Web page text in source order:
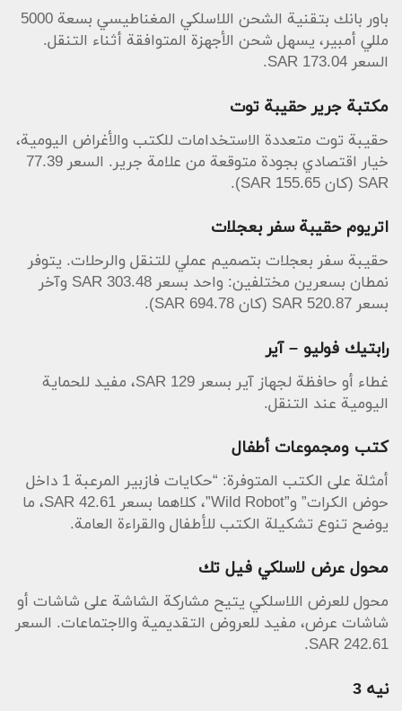
باور بانك بتقنية الشحن اللاسلكي المغناطيسي بسعة 5000
مللي أمبير، يسهل شحن الأجهزة المتوافقة أثناء التنقل.
السعر 173.04 SAR.
مكتبة جرير حقيبة توت
حقيبة توت متعددة الاستخدامات للكتب والأغراض اليومية،
خيار اقتصادي بجودة متوقعة من علامة جرير. السعر 77.39
SAR (كان 155.65 SAR).
اتريوم حقيبة سفر بعجلات
حقيبة سفر بعجلات بتصميم عملي للتنقل والرحلات. يتوفر
نمطان بسعرين مختلفين: واحد بسعر 303.48 SAR وآخر
بسعر 520.87 SAR (كان 694.78 SAR).
رابتيك فوليو – آير
غطاء أو حافظة لجهاز آير بسعر 129 SAR، مفيد للحماية
اليومية عند التنقل.
كتب ومجموعات أطفال
أمثلة على الكتب المتوفرة: “حكايات فازبير المرعبة 1 داخل
حوض الكرات” و”Wild Robot”، كلاهما بسعر 42.61 SAR، ما
يوضح تنوع تشكيلة الكتب للأطفال والقراءة العامة.
محول عرض لاسلكي فيل تك
محول للعرض اللاسلكي يتيح مشاركة الشاشة على شاشات أو
شاشات عرض، مفيد للعروض التقديمية والاجتماعات. السعر
242.61 SAR.
نيه 3